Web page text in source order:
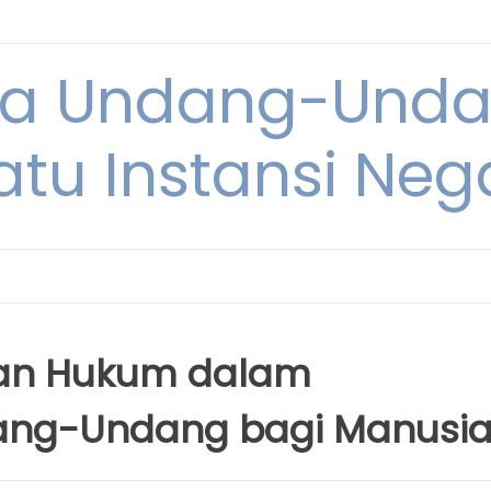
Undang-
Instansi
Hukum dalam
Undang bagi